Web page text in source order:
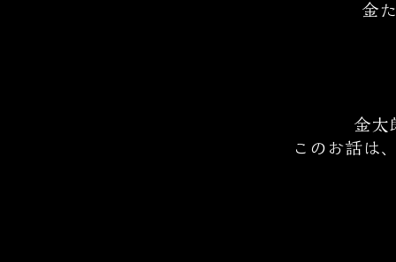
金
金太
このお話は